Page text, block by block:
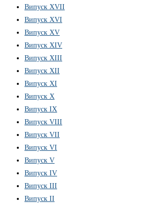
Випуск XVII
Випуск XVI
Випуск XV
Випуск XIV
Випуск XIII
Випуск XII
Випуск XI
Випуск X
Випуск IX
Випуск VIII
Випуск VII
Випуск VI
Випуск V
Випуск IV
Випуск III
Випуск II